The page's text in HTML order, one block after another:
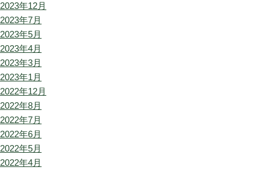
2023年12月
2023年7月
2023年5月
2023年4月
2023年3月
2023年1月
2022年12月
2022年8月
2022年7月
2022年6月
2022年5月
2022年4月